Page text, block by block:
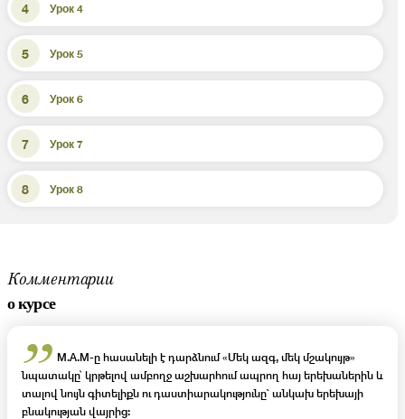
Урок 4
Урок 5
Урок 6
Урок 7
Урок 8
Комментарии
о курсе
”
M.A.M-ը հասանելի է դարձնում «Մեկ ազգ, մեկ մշակույթ»
նպատակը՝ կրթելով ամբողջ աշխարհում ապրող հայ երեխաներին և
տալով նույն գիտելիքն ու դաստիարակությունը` անկախ երեխայի
բնակության վայրից։